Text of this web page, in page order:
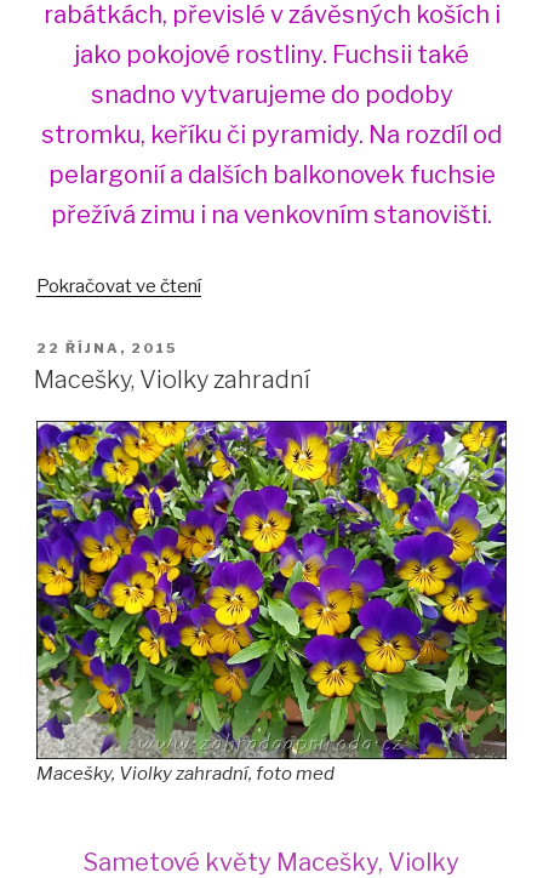
rabátkách, převislé v závěsných koších i
jako pokojové rostliny. Fuchsii také
snadno vytvarujeme do podoby
stromku, keříku či pyramidy. Na rozdíl od
pelargonií a dalších balkonovek fuchsie
přežívá zimu i na venkovním stanovišti.
Pokračovat ve čtení„Fuchsie
a
PUBLIKOVÁNO
22 ŘÍJNA, 2015
Macešky, Violky zahradní
Macešky, Violky zahradní, foto med
Sametové květy Macešky, Violky